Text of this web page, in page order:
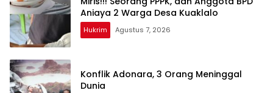
Aniaya 2 Warga Desa Kuaklalo
Hukrim Agustus 7, 2026
Konflik Adonara, 3 Orang Meninggal
Dunia